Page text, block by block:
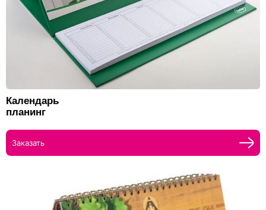
Календарь
планинг
Заказать